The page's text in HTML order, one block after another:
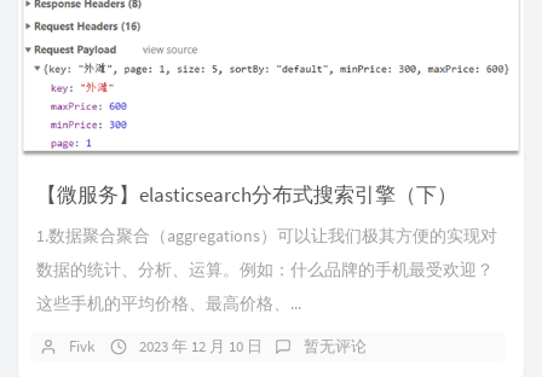
【微服务】elasticsearch分布式搜索引擎（下）
1.数据聚合聚合（aggregations）可以让我们极其方便的实现对
数据的统计、分析、运算。例如：什么品牌的手机最受欢迎？
这些手机的平均价格、最高价格、...
Fivk 2023 年 12 月 10 日 暂无评论